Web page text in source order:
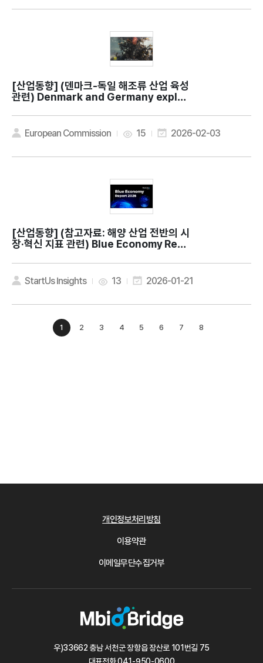
[산업동향]
관련) Denmark and Germany explor
food source
European Commission 15 2026-02-03
[산업동향]
장·혁신 지표 관련) Blue Economy Repo
StartUs Insights 13 2026-01-21
1 2 3 4 5 6 7 8
개인정보처리방침
이용약관
이메일무단수집거부
우)33662 충남 서천군 장항읍 장산로 101번길 75
대표전화041-950-0600